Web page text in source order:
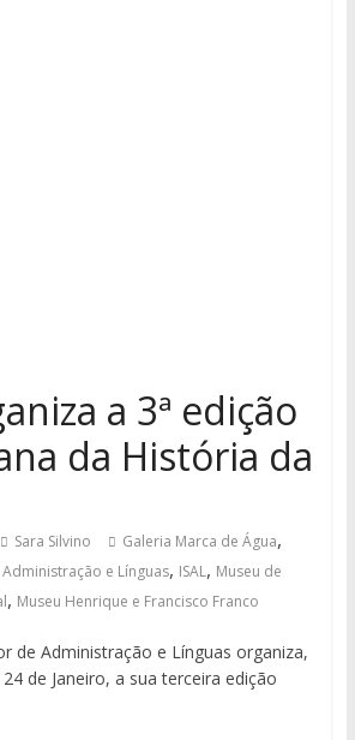
a 3ª edição
da História da
Sara Silvino Galeria Marca de Água,
e Línguas, ISAL, Museu de
, Museu Henrique e Francisco Franco
de Administração e Línguas organiza,
de Janeiro, a sua terceira edição